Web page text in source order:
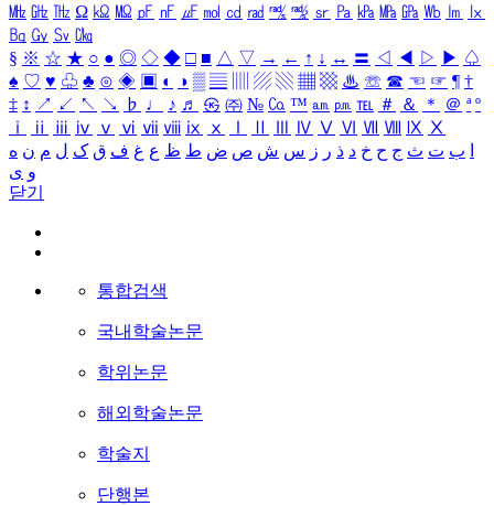
㎒ ㎓ ㎔ Ω ㏀ ㏁ ㎊ ㎋ ㎌ ㏖ ㏅ ㎭ ㎮ ㎯ ㏛ ㎩ ㎪ ㎫ ㎬ ㏝ ㏐
㏓
㏃ ㏉ ㏜ ㏆
§ ※ ☆ ★ ○ ● ◎ ◇ ◆ □ ■ △ ▽ → ← ↑ ↓ ↔ 〓 ◁ ◀ ▷ ▶ ♤
♠ ♡ ♥ ♧ ♣ ⊙ ◈ ▣ ◐ ◑ ▒ ▤ ▨ ▧ ▦ ▩ ♨ ☏ ☎ ☜ ☞ ¶ †
‡ ↕ ↗ ↙ ↖ ↘ ♭ ♩ ♪ ♬ ㉿ ㈜ № ㏇ ™ ㏂ ㏘ ℡ ＃ ＆ ＊ ＠ ª º
ⅰ
ⅱ ⅲ ⅳ ⅴ ⅵ ⅶ ⅷ ⅸ ⅹ Ⅳ Ⅴ Ⅵ Ⅶ Ⅷ Ⅸ Ⅹ
ب ت ث ج ح خ د ذ ر ز س ش ص ض ط ظ ع غ ف ق ک ل م ن ه
و ی
닫기
통합검색
국내학술논문
학위논문
해외학술논문
학술지
단행본